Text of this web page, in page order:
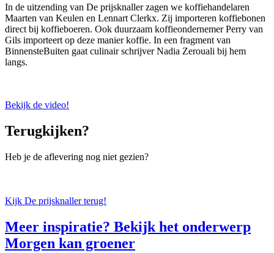
In de uitzending van De prijsknaller zagen we koffiehandelaren
Maarten van Keulen en Lennart Clerkx. Zij importeren koffiebonen
direct bij koffieboeren. Ook duurzaam koffieondernemer Perry van
Gils importeert op deze manier koffie. In een fragment van
BinnensteBuiten gaat culinair schrijver Nadia Zerouali bij hem
langs.
Bekijk de video!
Terugkijken?
Heb je de aflevering nog niet gezien?
Kijk De prijsknaller terug!
Meer inspiratie? Bekijk het onderwerp
Morgen kan groener